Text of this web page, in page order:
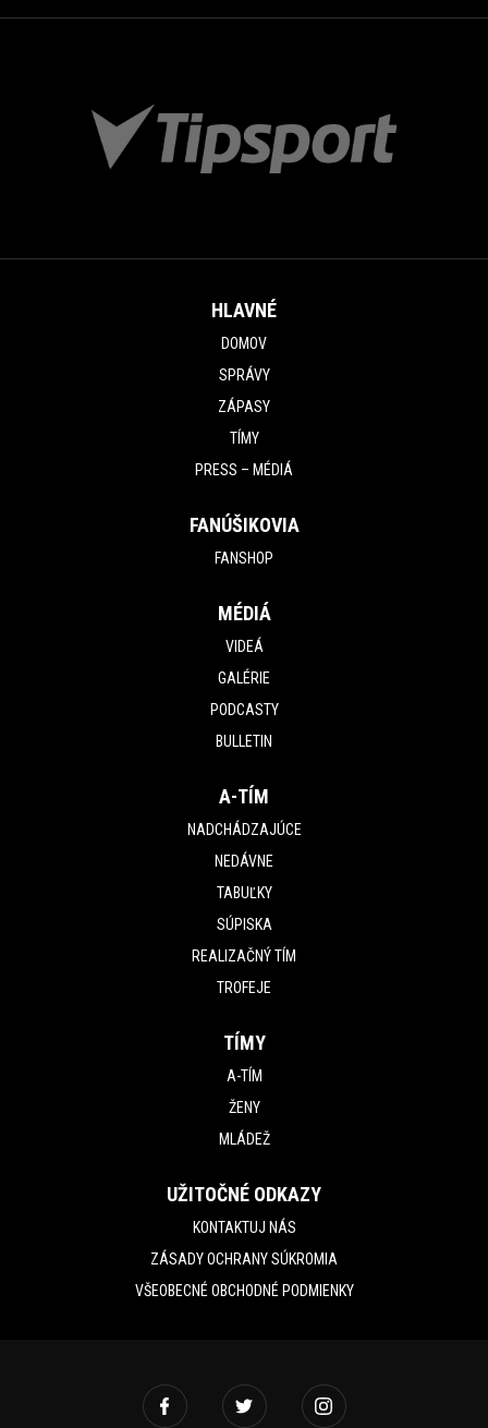
HLAVNÉ
DOMOV
SPRÁVY
ZÁPASY
TÍMY
PRESS – MÉDIÁ
FANÚŠIKOVIA
FANSHOP
MÉDIÁ
VIDEÁ
GALÉRIE
PODCASTY
BULLETIN
A-TÍM
NADCHÁDZAJÚCE
NEDÁVNE
TABUĽKY
SÚPISKA
REALIZAČNÝ TÍM
TROFEJE
TÍMY
A-TÍM
ŽENY
MLÁDEŽ
UŽITOČNÉ ODKAZY
KONTAKTUJ NÁS
ZÁSADY OCHRANY SÚKROMIA
VŠEOBECNÉ OBCHODNÉ PODMIENKY